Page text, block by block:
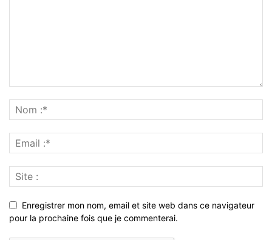
Enregistrer mon nom, email et site web dans ce navigateur
pour la prochaine fois que je commenterai.